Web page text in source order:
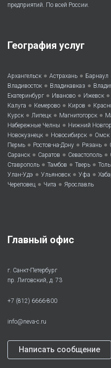
предприятий. По всей России.
География услуг
Архангельск • Астрахань • Барнаул
Владивосток • Владикавказ •
Екатеринбург • Иваново • Ижевск •
Калуга • Кемерово • Киров •
Курск • Липецк • Магнитогорск •
Набережные Челны • Нижний
Новокузнецк • Новосибирск • Омск
Пермь • Ростов-на-Дону • Рязань •
Саранск • Саратов • Севастополь •
Ставрополь • Тамбов • Тверь •
Улан-Удэ • Ульяновск • Уфа •
Череповец • Чита • Ярославль
Главный офис
г. Санкт-Петербург
пр. Лиговский, д. 73
+7 (812) 6666-800
info@neva-c.ru
Написать сообщение